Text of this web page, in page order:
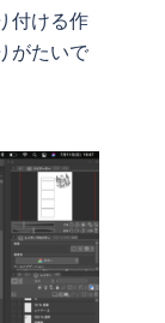
付ける作
がたいで